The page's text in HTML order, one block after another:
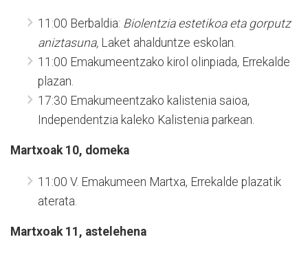
11:00 Berbaldia: Biolentzia estetikoa eta gorputz
aniztasuna, Laket ahalduntze eskolan.
11:00 Emakumeentzako kirol olinpiada, Errekalde
plazan.
17:30 Emakumeentzako kalistenia saioa,
Independentzia kaleko Kalistenia parkean.
Martxoak 10, domeka
11:00 V. Emakumeen Martxa, Errekalde plazatik
aterata.
Martxoak 11, astelehena